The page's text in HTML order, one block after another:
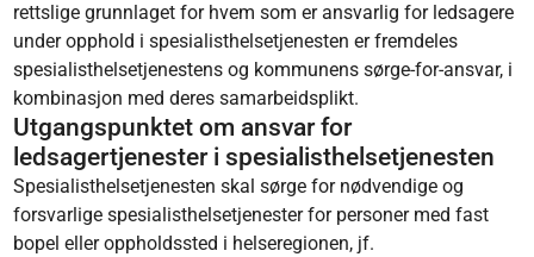
rettslige grunnlaget for hvem som er ansvarlig for ledsagere
under opphold i spesialisthelsetjenesten er fremdeles
spesialisthelsetjenestens og kommunens sørge-for-ansvar, i
kombinasjon med deres samarbeidsplikt.
Utgangspunktet om ansvar for
ledsagertjenester i spesialisthelsetjenesten
Spesialisthelsetjenesten skal sørge for nødvendige og
forsvarlige spesialisthelsetjenester for personer med fast
bopel eller oppholdssted i helseregionen, jf.